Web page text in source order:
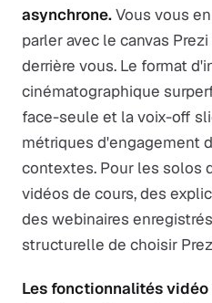
asynchrone.Vous vous
parler avec le canvas
derrière vous. Le format
cinématographique
face-seule et la voix-off
métriques d'engagement
contextes. Pour les solos
vidéos de cours, des
des webinaires
structurelle de choisir
Les fonctionnalités vidéo